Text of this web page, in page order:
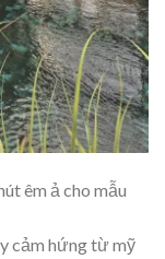
êm ả cho mẫu
cảm hứng từ mỹ